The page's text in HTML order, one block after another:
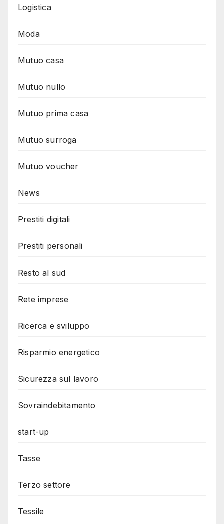
Logistica
Moda
Mutuo casa
Mutuo nullo
Mutuo prima casa
Mutuo surroga
Mutuo voucher
News
Prestiti digitali
Prestiti personali
Resto al sud
Rete imprese
Ricerca e sviluppo
Risparmio energetico
Sicurezza sul lavoro
Sovraindebitamento
start-up
Tasse
Terzo settore
Tessile